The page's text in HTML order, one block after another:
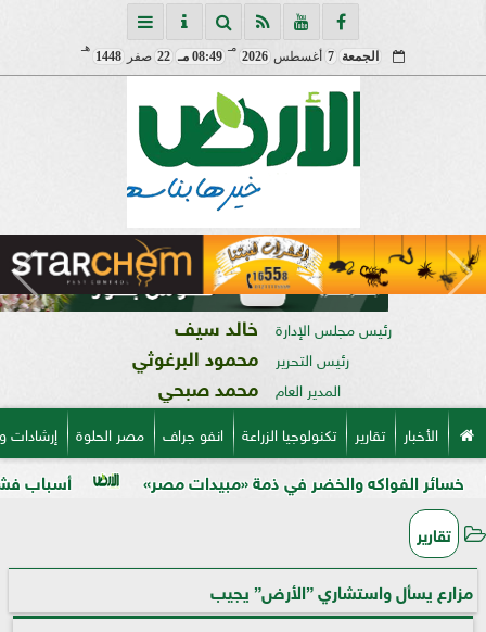
الجمعة 7 أغسطس 2026
مـ
08:49 مـ 22 صفر 1448
هـ
رئيس مجلس الإدارة خالد سيف
رئيس التحرير محمود البرغوثي
المدير العام محمد صبحي
الأخبار تقارير تكنولوجيا الزراعة انفو جراف مصر الحلوة
أسباب فشل تحجيم والخضر في ذمة «مبيدات مصر»
تقارير
مزارع يسأل واستشاري ”الأرض” يجيب